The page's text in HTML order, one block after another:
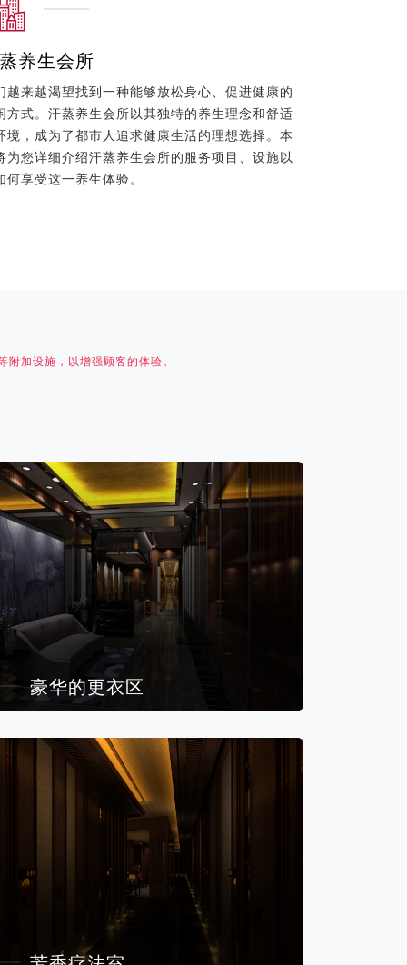
养生会所
越来越渴望找到一种能够放松身心、促进健康的
方式。汗蒸养生会所以其独特的养生理念和舒适
境，成为了都市人追求健康生活的理想选择。本
为您详细介绍汗蒸养生会所的服务项目、设施以
何享受这一养生体验。
加设施，以增强顾客的体验。
豪华的更衣区